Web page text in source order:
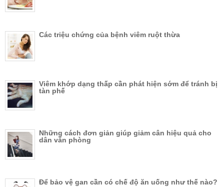
Các triệu chứng của bệnh viêm ruột thừa
Viêm khớp dạng thấp cần phát hiện sớm để tránh bị
tàn phế
Những cách đơn giản giúp giảm cân hiệu quả cho
dân văn phòng
Để bảo vệ gan cần có chế độ ăn uống như thế nào?